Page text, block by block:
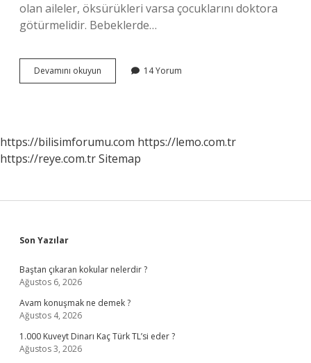
olan aileler, öksürükleri varsa çocuklarını doktora
götürmelidir. Bebeklerde…
Devamını okuyun
Aylık
Yapmalıyım
14 Yorum
https://bilisimforumu.com https://lemo.com.tr
https://reye.com.trSitemap
Sidebar
Son Yazılar
Baştan çıkaran kokular nelerdir ?
Ağustos 6, 2026
Avam konuşmak ne demek ?
Ağustos 4, 2026
1.000 Kuveyt Dinarı Kaç Türk TL’si eder ?
Ağustos 3, 2026